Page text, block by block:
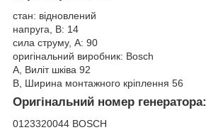
стан: відновлений
напруга, В: 14
сила струму, А: 90
оригінальний виробник: Bosch
A, Виліт шківа 92
B, Ширина монтажного кріплення 56
Оригінальний номер генератора:
0123320044 BOSCH